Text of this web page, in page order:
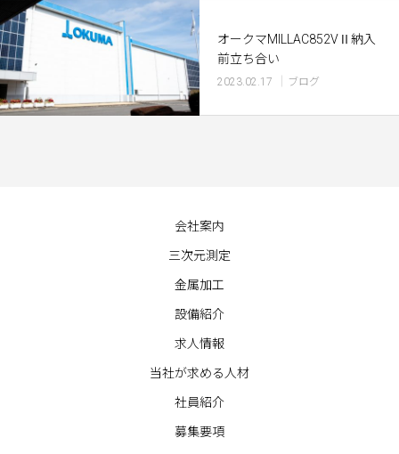
オークマMILLAC852VⅡ納入
前立ち合い
2023.02.17 ブログ
会社案内
三次元測定
金属加工
設備紹介
求人情報
当社が求める人材
社員紹介
募集要項